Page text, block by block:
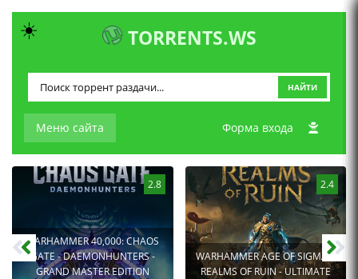
TORRENTS.WS
Меню сайта
НАЙТИ
Форма входа
2.8
WARHAMMER 40,000: CHAOS
GATE - DAEMONHUNTERS -
GRAND MASTER EDITION
2.4
WARHAMMER AGE OF SIGMAR:
REALMS OF RUIN - ULTIMATE
☀️